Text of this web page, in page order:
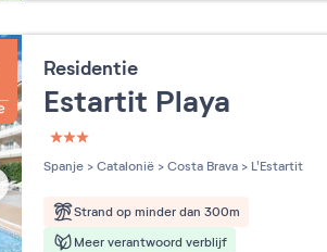
Residentie
Estartit Playa
3 étoiles sur 5
Spanje > Catalonië > Costa Brava > L'Estartit
Strand op minder dan 300m
Meer verantwoord verblijf